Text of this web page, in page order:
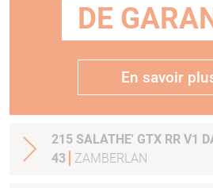
DE
En savoir
215 SALATHE' GTX RR V1
43
ZAMBERLAN